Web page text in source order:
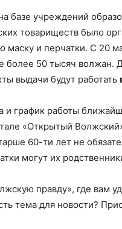
базе учреждений
товариществ было
маску и перчатки. С 20
более 50 тысяч волжан.
выдачи будут работать
и график работы
«Открытый
60-ти лет не
могут их
правду», где вам
тема для новости?